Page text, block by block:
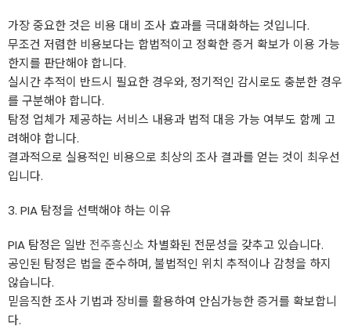
가장 중요한 것은 비용 대비 조사 효과를 극대화하는 것입니다.
무조건 저렴한 비용보다는 합법적이고 정확한 증거 확보가 이용 가능
한지를 판단해야 합니다.
실시간 추적이 반드시 필요한 경우와, 정기적인 감시로도 충분한 경우
를 구분해야 합니다.
탐정 업체가 제공하는 서비스 내용과 법적 대응 가능 여부도 함께 고
려해야 합니다.
결과적으로 실용적인 비용으로 최상의 조사 결과를 얻는 것이 최우선
입니다.
3. PIA 탐정을 선택해야 하는 이유
PIA 탐정은 일반 전주흥신소 차별화된 전문성을 갖추고 있습니다.
공인된 탐정은 법을 준수하며, 불법적인 위치 추적이나 감청을 하지
않습니다.
믿음직한 조사 기법과 장비를 활용하여 안심가능한 증거를 확보합니
다.